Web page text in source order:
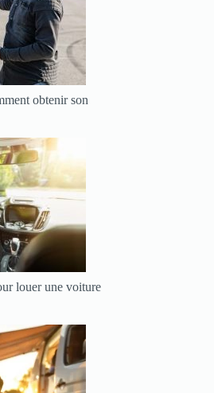
obtenir son
louer une voiture